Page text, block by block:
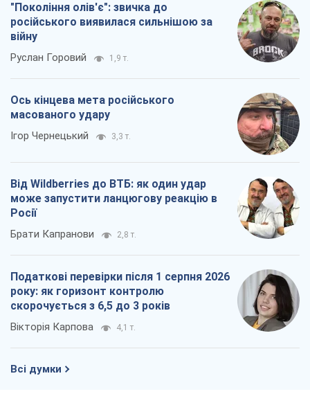
"Покоління олів'є": звичка до
російського виявилася сильнішою за
війну
Руслан Горовий 1,9 т.
Ось кінцева мета російського
масованого удару
Ігор Чернецький 3,3 т.
Від Wildberries до ВТБ: як один удар
може запустити ланцюгову реакцію в
Росії
Брати Капранови 2,8 т.
Податкові перевірки після 1 серпня 2026
року: як горизонт контролю
скорочується з 6,5 до 3 років
Вікторія Карпова 4,1 т.
Всі думки